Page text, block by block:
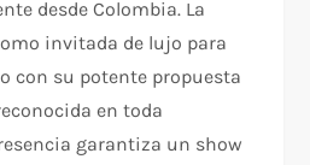
desde Colombia. La
invitada de lujo para
con su potente propuesta
en toda
garantiza un show